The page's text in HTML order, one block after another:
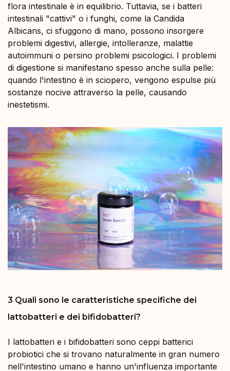
flora intestinale è in equilibrio. Tuttavia, se i batteri
intestinali "cattivi" o i funghi, come la Candida
Albicans, ci sfuggono di mano, possono insorgere
problemi digestivi, allergie, intolleranze, malattie
autoimmuni o persino problemi psicologici. I problemi
di digestione si manifestano spesso anche sulla pelle:
quando l'intestino è in sciopero, vengono espulse più
sostanze nocive attraverso la pelle, causando
inestetismi.
3 Quali sono le caratteristiche specifiche dei
lattobatteri e dei bifidobatteri?
I lattobatteri e i bifidobatteri sono ceppi batterici
probiotici che si trovano naturalmente in gran numero
nell'intestino umano e hanno un'influenza importante